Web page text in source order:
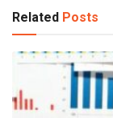
Related Posts